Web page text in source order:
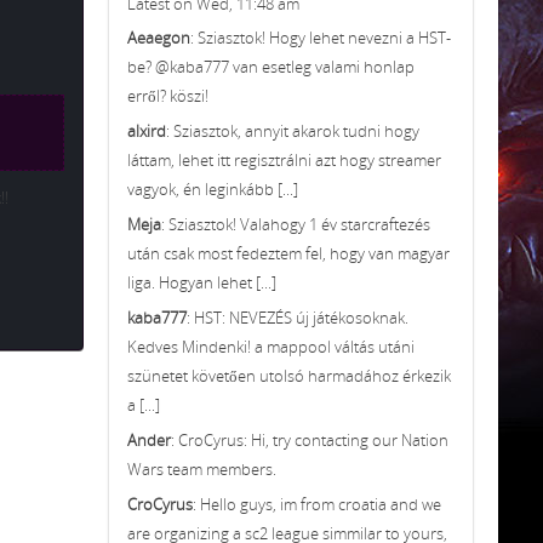
Aeaegon: Sziasztok! Hogy lehet nevezni a HST-
be? @kaba777 van esetleg valami honlap
erről? köszi!
alxird: Sziasztok, annyit akarok tudni hogy
láttam, lehet itt regisztrálni azt hogy streamer
vagyok, én leginkább [...]
Meja: Sziasztok! Valahogy 1 év starcraftezés
után csak most fedeztem fel, hogy van magyar
liga. Hogyan lehet [...]
kaba777: HST: NEVEZÉS új játékosoknak.
Kedves Mindenki! a mappool váltás utáni
szünetet követően utolsó harmadához érkezik
a [...]
Ander: CroCyrus: Hi, try contacting our Nation
Wars team members.
CroCyrus: Hello guys, im from croatia and we
are organizing a sc2 league simmilar to yours,